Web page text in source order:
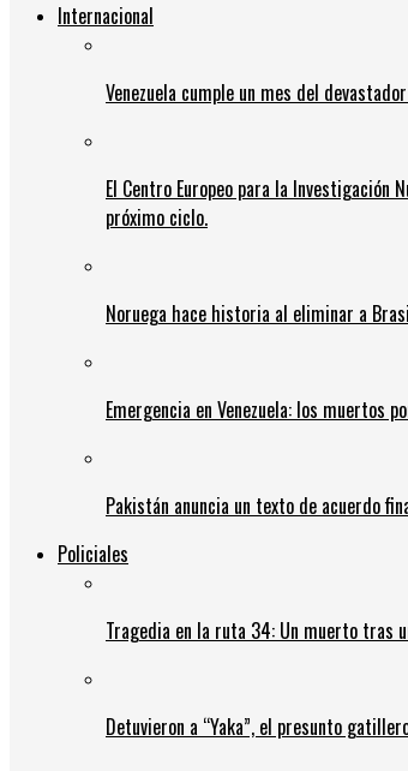
Internacional
Venezuela cumple un mes del
El Centro Europeo para la
próximo ciclo.
Noruega hace historia al eliminar a
Emergencia en Venezuela: los muertos
Pakistán anuncia un texto de acuerdo
Policiales
Tragedia en la ruta 34: Un muerto tras
Detuvieron a “Yaka”, el presunto